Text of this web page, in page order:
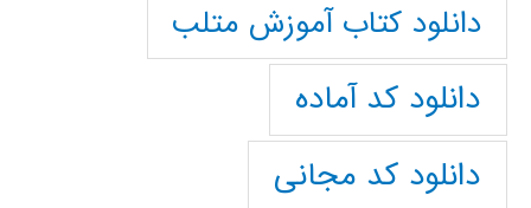
دانلود کتاب آموزش متلب
دانلود کد آماده
دانلود کد مجانی